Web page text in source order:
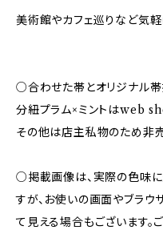
美術館やカフェ巡りなど気
○合わせた帯とオリジナル帯
分紐プラム×ミントはweb
その他は店主私物のため非
○掲載画像は、実際の色味
すが、お使いの画面やブラウ
て見える場合もございます。